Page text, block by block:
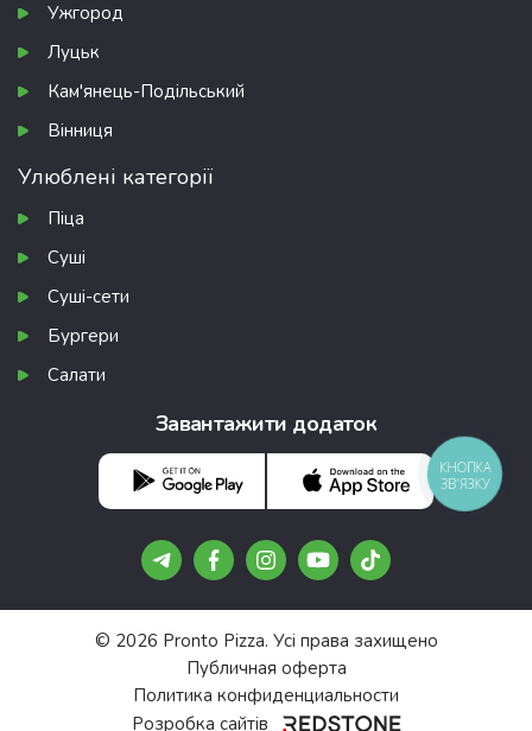
Ужгород
Луцьк
Кам'янець-Подільський
Вінниця
Улюблені категорії
Піца
Суші
Суші-сети
Бургери
Салати
Завантажити додаток
© 2026 Pronto Pizza. Усі права захищено
Публичная оферта
Политика конфиденциальности
Розробка сайтів
Подарунки, про які не всі
Безкоштовні піци та роли — шукай
Telegram 🔍
КНОПКА
ЗВ'ЯЗКУ